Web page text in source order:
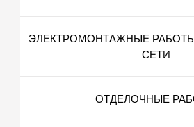
ЭЛЕКТРОМОНТАЖНЫЕ
СЕТИ
ОТДЕЛОЧНЫЕ